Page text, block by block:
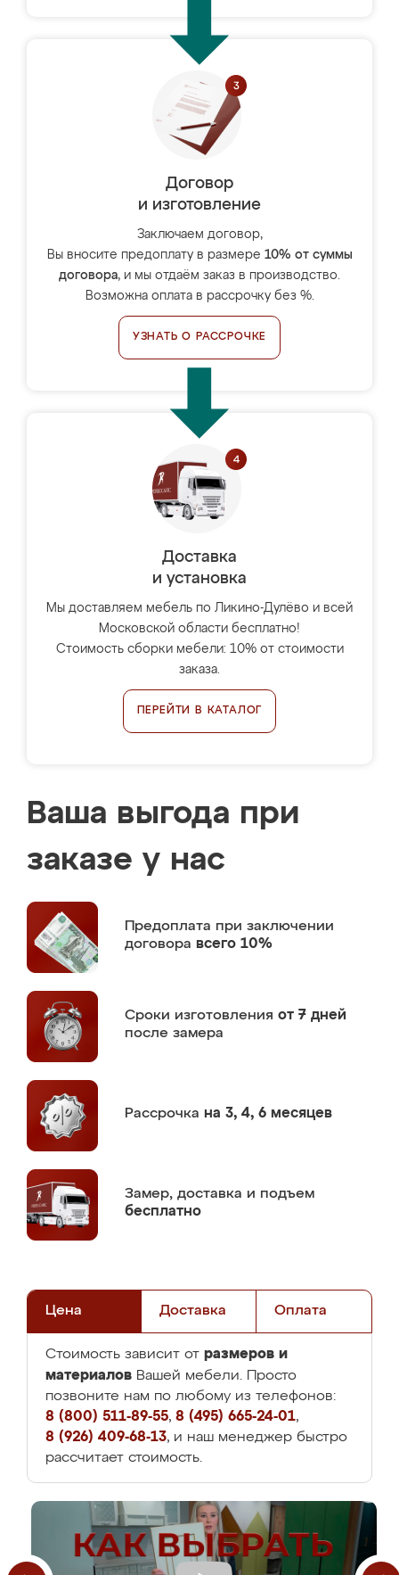
Договор
и изготовление
Заключаем договор,
Вы вносите предоплату в размере 10% от суммы
договора, и мы отдаём заказ в производство.
Возможна оплата в рассрочку без %.
УЗНАТЬ О РАССРОЧКЕ
Доставка
и установка
Мы доставляем мебель по Ликино-Дулёво и всей
Московской области бесплатно!
Стоимость сборки мебели: 10% от стоимости
заказа.
ПЕРЕЙТИ В КАТАЛОГ
Ваша выгода при
заказе у нас
Предоплата при заключении
договора всего 10%
Сроки изготовления от 7 дней
после замера
Рассрочка на 3, 4, 6 месяцев
Замер, доставка и подъем
бесплатно
Цена Доставка Оплата
Стоимость зависит от размеров и
материалов Вашей мебели. Просто
позвоните нам по любому из телефонов:
8 (800) 511-89-55, 8 (495) 665-24-01,
8 (926) 409-68-13, и наш менеджер быстро
рассчитает стоимость.